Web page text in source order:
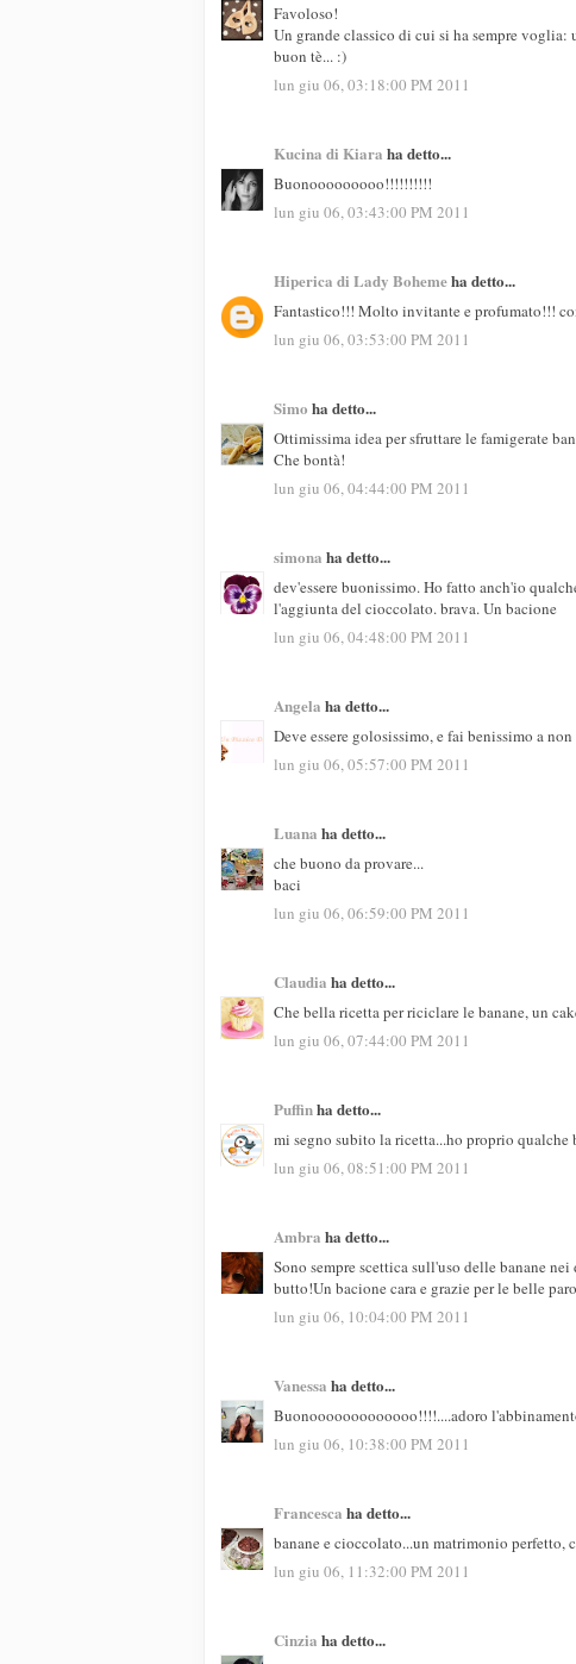
Favoloso!
Un grande classico di cui si ha sempre
buon tè... :)
lun giu 06, 03:18:00 PM 2011
Kucina di Kiara ha detto...
Buonooooooooo!!!!!!!!!!
lun giu 06, 03:43:00 PM 2011
Hiperica di Lady Bohemeha detto...
Fantastico!!! Molto invitante e profumato!!!
lun giu 06, 03:53:00 PM 2011
Simo ha detto...
Ottimissima idea per sfruttare le famigerate
Che bontà!
lun giu 06, 04:44:00 PM 2011
simona ha detto...
dev'essere buonissimo. Ho fatto anch'io
l'aggiunta del cioccolato. brava. Un bacione
lun giu 06, 04:48:00 PM 2011
Angela ha detto...
Deve essere golosissimo, e fai benissimo a
lun giu 06, 05:57:00 PM 2011
Luana ha detto...
che buono da provare...
baci
lun giu 06, 06:59:00 PM 2011
Claudia ha detto...
Che bella ricetta per riciclare le banane, un
lun giu 06, 07:44:00 PM 2011
Puffinha detto...
mi segno subito la ricetta...ho proprio qualche
lun giu 06, 08:51:00 PM 2011
Ambra ha detto...
Sono sempre scettica sull'uso delle banane
butto!Un bacione cara e grazie per le belle
lun giu 06, 10:04:00 PM 2011
Vanessa ha detto...
Buonooooooooooooo!!!!....adoro
lun giu 06, 10:38:00 PM 2011
Francesca ha detto...
banane e cioccolato...un matrimonio perfetto,
lun giu 06, 11:32:00 PM 2011
Cinzia ha detto...